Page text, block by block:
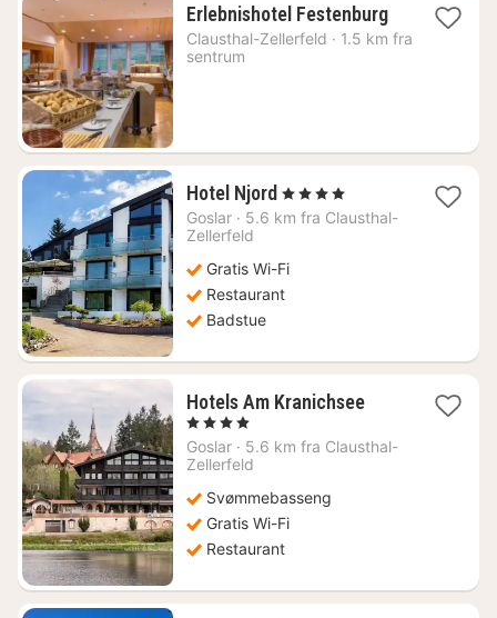
Erlebnishotel Festenburg2
netter
Clausthal-Zellerfeld · 1.5 km fra
sentrum
Hotel Njord 1
natt
kr.
, 4 Stjerner
Goslar · 5.6 km fra Clausthal-
Zellerfeld
Gratis Wi-Fi
Restaurant
Badstue
Hotels Am Kranichsee1
fra
, 4 Stjerner
Goslar · 5.6 km fra Clausthal-
Zellerfeld
Svømmebasseng
Gratis Wi-Fi
Restaurant